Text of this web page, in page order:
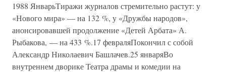
1988 ЯнварьТиражи журналов стремительно растут: у
«Нового мира» — на 132 %, у «Дружбы народов»,
анонсировавшей продолжение «Детей Арбата» А.
Рыбакова, — на 433 %.17 февраляПокончил с собой
Александр Николаевич Башлачев.25 январяВо
внутреннем дворике Театра драмы и комедии на